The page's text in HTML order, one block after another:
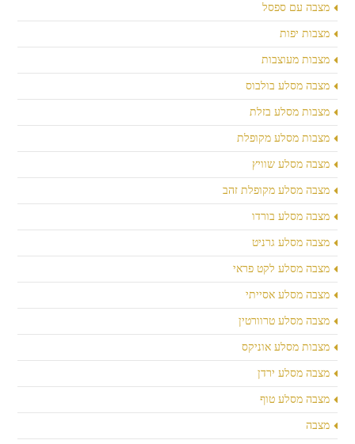
מצבה עם ספסל
מצבות יפות
מצבות מעוצבות
מצבה מסלע בולבוס
מצבות מסלע בזלת
מצבות מסלע מקופלת
מצבה מסלע שוויץ
מצבה מסלע מקופלת זהב
מצבה מסלע בורדו
מצבה מסלע גרניט
מצבה מסלע לקט פראי
מצבה מסלע אסייתי
מצבה מסלע טרוורטין
מצבות מסלע אוניקס
מצבה מסלע ירדן
מצבה מסלע טוף
מצבה